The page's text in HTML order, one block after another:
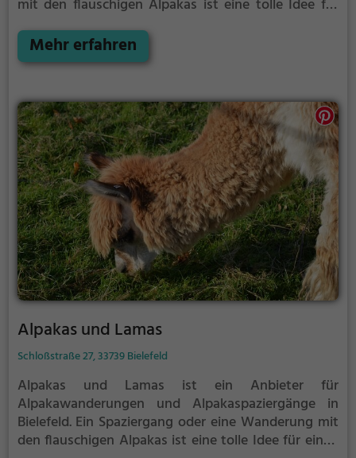
mit den flauschigen Alpakas ist eine tolle Idee für
Familie. Die kuscheligen Tiere strahlen eine
unheimliche Ruhe aus und werden daher auch
Mehr erfahren
Alpakas und Lamas
Schloßstraße 27, 33739 Bielefeld
Alpakas und Lamas ist ein Anbieter für
Alpakawanderungen und Alpakaspaziergänge in
Bielefeld. Ein Spaziergang oder eine Wanderung mit
den flauschigen Alpakas ist eine tolle Idee für einen